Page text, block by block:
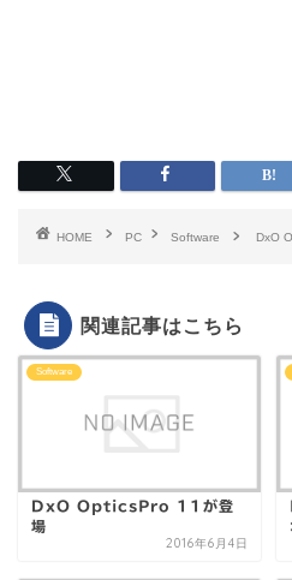
HOME PC Software DxO
関連記事はこちら
Software
DxO OpticsPro 11が登
場
2016年6月4日